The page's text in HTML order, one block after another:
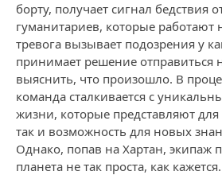
борту, получает сигнал бедствия
гуманитариев, которые работают
тревога вызывает подозрения у
принимает решение отправиться
выяснить, что произошло. В
команда сталкивается с
жизни, которые представляют для
так и возможность для новых
Однако, попав на Хартан, экипаж
планета не так проста, как